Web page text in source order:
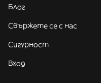
Блог
Свържете се с нас
Сигурност
Вход